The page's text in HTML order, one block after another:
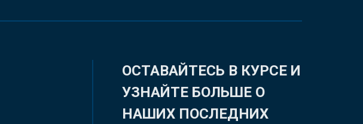
ОСТАВАЙТЕСЬ В КУРСЕ И
УЗНАЙТЕ БОЛЬШЕ О
НАШИХ ПОСЛЕДНИХ